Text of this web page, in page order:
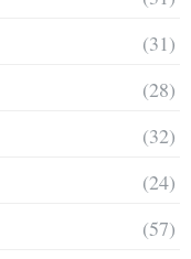
(31)
(28)
(32)
(24)
(57)